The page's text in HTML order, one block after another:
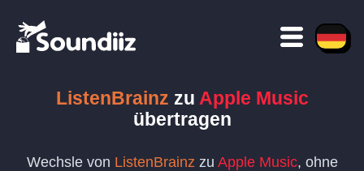
ListenBrainz zu Apple Music
übertragen
Wechsle von ListenBrainz zu Apple Music, ohne